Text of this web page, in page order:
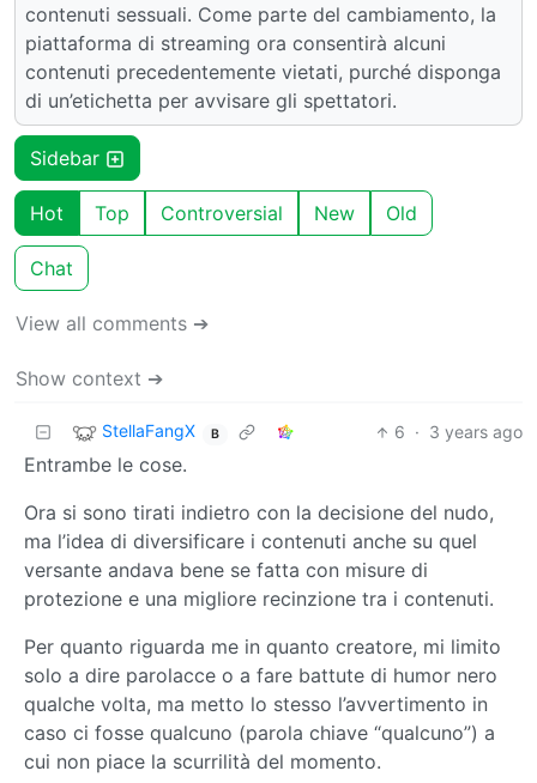
contenuti sessuali. Come parte del cambiamento, la
piattaforma di streaming ora consentirà alcuni
contenuti precedentemente vietati, purché disponga
di un’etichetta per avvisare gli spettatori.
Sidebar
Hot Top Controversial New Old
Chat
View all comments ➔
Show context ➔
StellaFangX B 6 · 3 years ago
Entrambe le cose.
Ora si sono tirati indietro con la decisione del nudo,
ma l’idea di diversificare i contenuti anche su quel
versante andava bene se fatta con misure di
protezione e una migliore recinzione tra i contenuti.
Per quanto riguarda me in quanto creatore, mi limito
solo a dire parolacce o a fare battute di humor nero
qualche volta, ma metto lo stesso l’avvertimento in
caso ci fosse qualcuno (parola chiave “qualcuno”) a
cui non piace la scurrilità del momento.